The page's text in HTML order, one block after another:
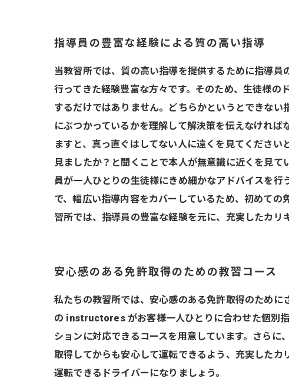
指導員の豊富な経験による質の高い指導
当教習所では、質の高い指導を提供するために指導
行ってきた経験豊富な方々です。そのため、生徒様
するだけではありません。どちらかというとできな
にぶつかっているかを理解して解決策を伝えなけれ
ますと、真っ直ぐはしてない人に遠くを見てくださ
見ましたか？と聞くことで本人が無意識に近くを見
員が一人ひとりの生徒様にきめ細かなアドバイスを
で、幅広い指導内容をカバーしているため、初めて
習所では、指導員の豊富な経験を元に、充実したカリ
安心感のある免許取得のための教習コース
私たちの教習所では、安心感のある免許取得のため
の instructores がお客様一人ひとりに合わせた個別
ションに対応できるコースを用意しています。さら
取得してからも安心して運転できるよう、充実した
運転できるドライバーになりましょう。